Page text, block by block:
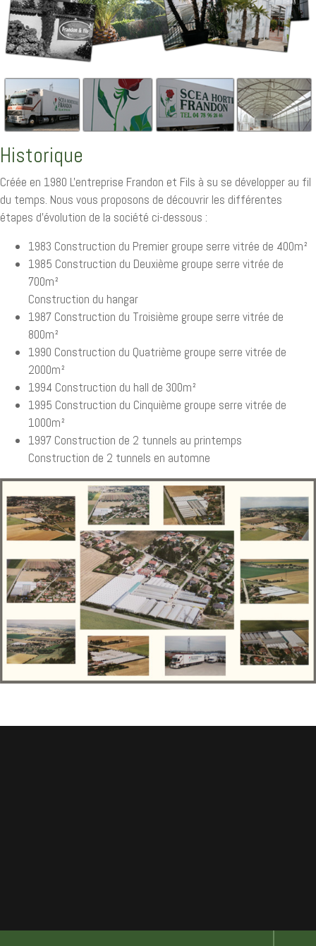
Historique
Créée en 1980 L'entreprise Frandon et Fils à su se développer au fil
du temps. Nous vous proposons de découvrir les différentes
étapes d'évolution de la société ci-dessous :
1983 Construction du Premier groupe serre vitrée de 400m²
1985 Construction du Deuxième groupe serre vitrée de
700m²
Construction du hangar
1987 Construction du Troisième groupe serre vitrée de
800m²
1990 Construction du Quatrième groupe serre vitrée de
2000m²
1994 Construction du hall de 300m²
1995 Construction du Cinquième groupe serre vitrée de
1000m²
1997 Construction de 2 tunnels au printemps
Construction de 2 tunnels en automne